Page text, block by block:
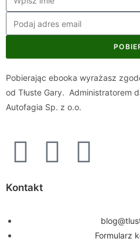
Pobierając ebooka wyrażasz
od Tłuste Gary. Administratorem
Autofagia Sp. z o.o.
Kontakt
Formularz